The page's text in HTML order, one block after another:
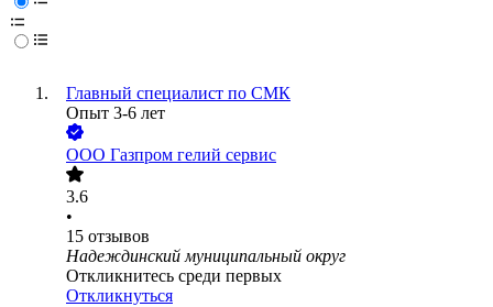
Главный специалист по СМК
Опыт 3-6 лет
ООО Газпром гелий сервис
3.6
•
15 отзывов
Надеждинский муниципальный округ
Откликнитесь среди первых
Откликнуться